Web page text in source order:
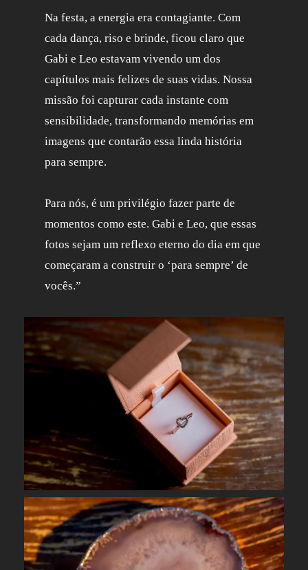
Na festa, a energia era contagiante. Com
cada dança, riso e brinde, ficou claro que
Gabi e Leo estavam vivendo um dos
capítulos mais felizes de suas vidas. Nossa
missão foi capturar cada instante com
sensibilidade, transformando memórias em
imagens que contarão essa linda história
para sempre.
Para nós, é um privilégio fazer parte de
momentos como este. Gabi e Leo, que essas
fotos sejam um reflexo eterno do dia em que
começaram a construir o ‘para sempre’ de
vocês.”